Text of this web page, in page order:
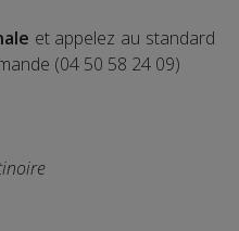
et appelez au standard
(04 50 58 24 09)